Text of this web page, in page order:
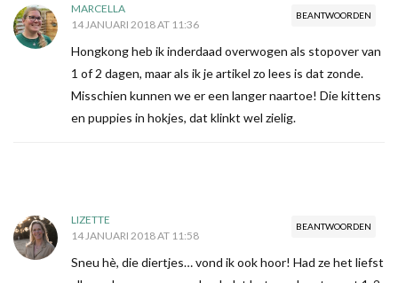
BEANTWOORDEN
MARCELLA
14 JANUARI 2018 AT 11:36
Hongkong heb ik inderdaad overwogen als stopover van
1 of 2 dagen, maar als ik je artikel zo lees is dat zonde.
Misschien kunnen we er een langer naartoe! Die kittens
en puppies in hokjes, dat klinkt wel zielig.
BEANTWOORDEN
LIZETTE
14 JANUARI 2018 AT 11:58
Sneu hè, die diertjes… vond ik ook hoor! Had ze het liefst